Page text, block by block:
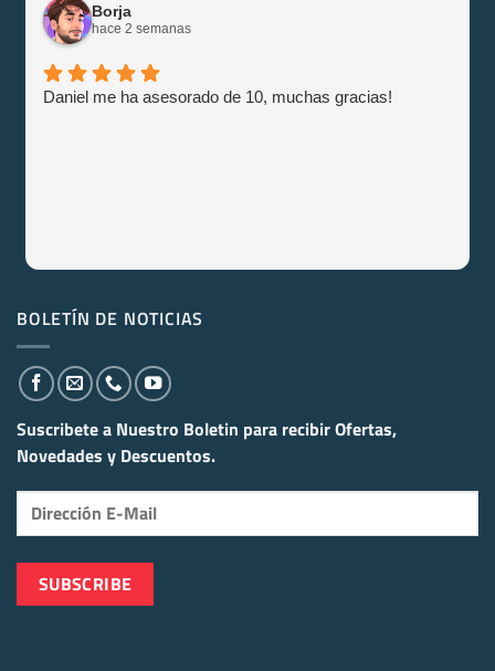
Borja
hace 2 semanas
Daniel me ha asesorado de 10, muchas gracias!
BOLETÍN DE NOTICIAS
Suscribete a Nuestro Boletin para recibirOfertas,
Novedades y Descuentos.